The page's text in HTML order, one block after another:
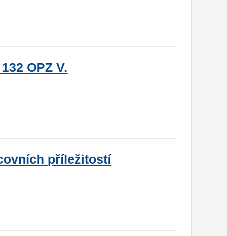
OPZ V.
příležitostí